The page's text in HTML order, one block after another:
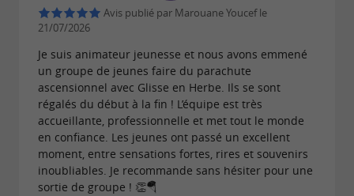
de ski nautique. Avec des sessions d'environ 12
en Herbe offre une expérience complète. Le
matériel, incluant ski et gilets de sécurité, est
entièrement fourni. Pour les amateurs de
souvenirs mémorables, l'option
d'accompagnement sur le bateau pour capturer
des photos et des vidéos est également
Avis publié par Marouane Youcef le
21/07/2026
Je suis animateur jeunesse et nous avons emmené
un groupe de jeunes faire du parachute
ascensionnel avec Glisse en Herbe. Ils se sont
régalés du début à la fin ! L’équipe est très
accueillante, professionnelle et met tout le monde
en confiance. Les jeunes ont passé un excellent
moment, entre sensations fortes, rires et souvenirs
inoubliables. Je recommande sans hésiter pour une
sortie de groupe ! 👏🪂